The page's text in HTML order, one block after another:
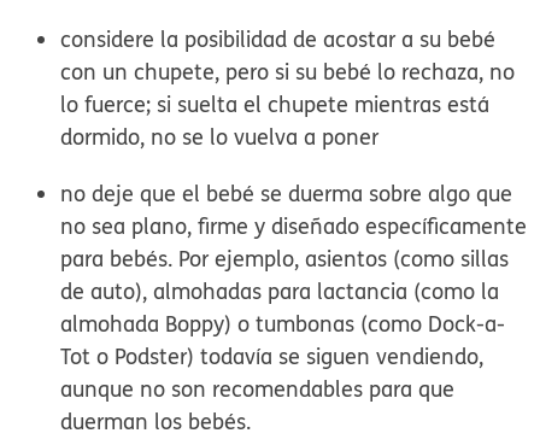
considere la posibilidad de acostar a su bebé
con un chupete, pero si su bebé lo rechaza, no
lo fuerce; si suelta el chupete mientras está
dormido, no se lo vuelva a poner
no deje que el bebé se duerma sobre algo que
no sea plano, firme y diseñado específicamente
para bebés. Por ejemplo, asientos (como sillas
de auto), almohadas para lactancia (como la
almohada Boppy) o tumbonas (como Dock-a-
Tot o Podster) todavía se siguen vendiendo,
aunque no son recomendables para que
duerman los bebés.